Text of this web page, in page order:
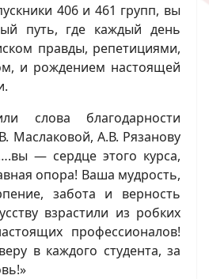
406 и 461 групп, вы
путь, где каждый день
правды, репетициями,
и рождением настоящей
слова благодарности
Маслаковой, А.В. Рязанову
— сердце этого курса,
опора! Ваша мудрость,
забота и верность
взрастили из робких
профессионалов!
в каждого студента, за